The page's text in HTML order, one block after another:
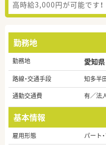
高時給3,000円が可能です！
勤務地
勤務地 愛知
路線・交通手段
知多半
通勤交通費
有／法
基本情報
雇用形態
パート